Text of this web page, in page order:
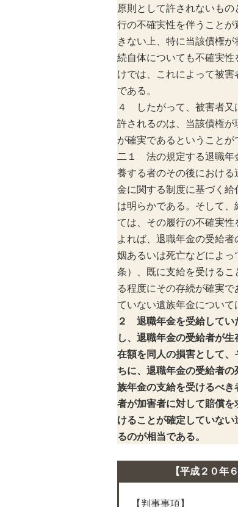
原則として許されないも
行の不確実性を伴うこと
きない上、特に当該債権
続自体についても不確実
けでは、これによって被
である。
４ したがって、被害者又
許されるのは、当該債権
が確実であるということが
二１ 法の規定する退職年
養する者のその後におけ
金に関する制度に基づく
は明らかである。そして
ては、その履行の不確実
よれば、退職年金の受給
姻あるいは死亡などによ
条）、既に支給を受ける
る程度にその存続が確実
ていない遺族年金について
２ 退職年金を受給してい
し、退職年金の受給者が
在額を同人の損害として
ちに、退職年金の受給者
族年金の支給を受けるべ
者が加害者に対して賠償
けることが確定していな
るのが相当である。
【平成２０年
【判事事項】